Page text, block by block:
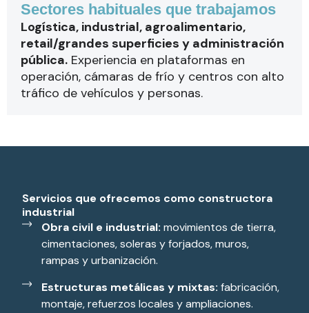
Sectores habituales que trabajamos
Logística, industrial, agroalimentario,
retail/grandes superficies y administración
pública. Experiencia en plataformas en
operación, cámaras de frío y centros con alto
tráfico de vehículos y personas.
Servicios que ofrecemos como constructora
industrial
Obra civil e industrial: movimientos de tierra,
cimentaciones, soleras y forjados, muros,
rampas y urbanización.
Estructuras metálicas y mixtas: fabricación,
montaje, refuerzos locales y ampliaciones.